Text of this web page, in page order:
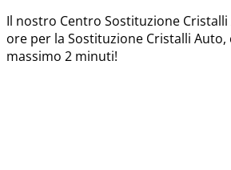
Il nostro Centro Sostituzione
ore per la Sostituzione Cristalli
massimo 2 minuti!